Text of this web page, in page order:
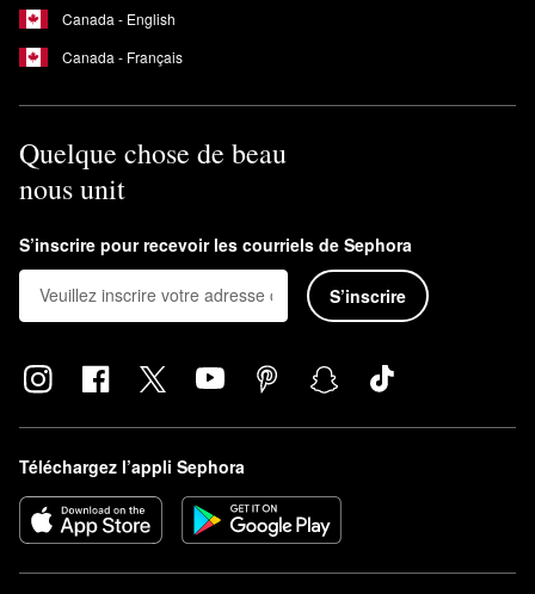
Canada - English
Canada - Français
Quelque chose de beau
nous unit
S’inscrire pour recevoir les courriels de Sephora
S’inscrire
Téléchargez l’appli Sephora